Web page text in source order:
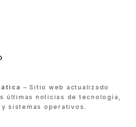
– Sitio web actualizado
últimas noticias de tecnología,
sistemas operativos.